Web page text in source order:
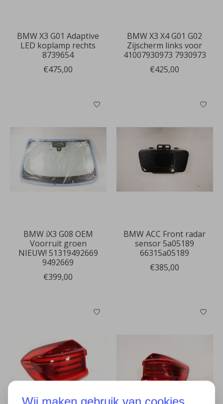
BMW X3 G01 Adaptive
LED koplamp rechts
8739654
€475,00
BMW X3 X4 G01 G02
Zijscherm links voor
41007930973 7930973
€425,00
BMW iX3 G08 OEM
Voorruit groen
NIEUW! 51319492669
9492669
€399,00
BMW ACC Front radar
sensor 5a05189
66315a05189
€385,00